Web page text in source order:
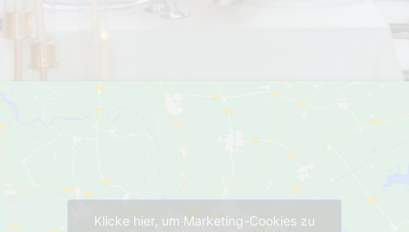
Klicke hier, um Marketing-Cookies zu